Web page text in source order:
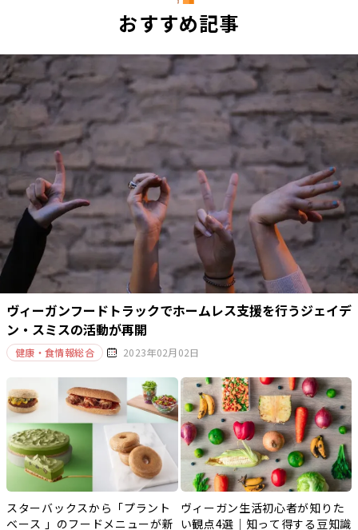
おすすめ記事
ヴィーガンフードトラックでホームレス支援を行うジェイデ
ン・スミスの活動が再開
健康・食情報総合 2023年02月02日
スターバックスから「プラント
ベース 」のフードメニューが新
ヴィーガン生活初心者が知りた
い観点4選｜知って得する豆知識